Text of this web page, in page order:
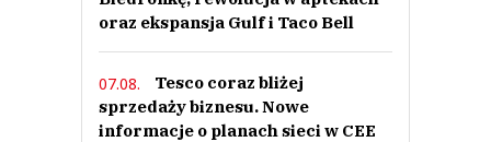
oraz ekspansja Gulf i Taco Bell
07.08.
Tesco coraz bliżej
sprzedaży biznesu. Nowe
informacje o planach sieci w CEE